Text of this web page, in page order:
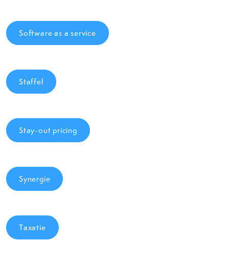
Software as a service
Staffel
Stay-out pricing
Synergie
Taxatie